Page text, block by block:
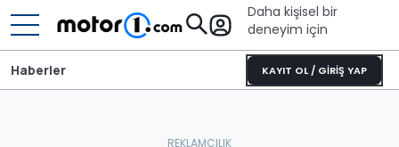
Daha kişisel bir
deneyim için
KAYIT OL / GİRİŞ YAP
Haberler